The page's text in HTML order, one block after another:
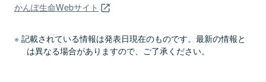
かんぽ生命Webサイト
記載されている情報は発表日現在のものです。最新の情報と
は異なる場合がありますので、ご了承ください。